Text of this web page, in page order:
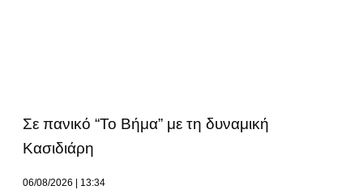
Σε πανικό “Το Βήμα” με τη δυναμική
Κασιδιάρη
06/08/2026 13:34